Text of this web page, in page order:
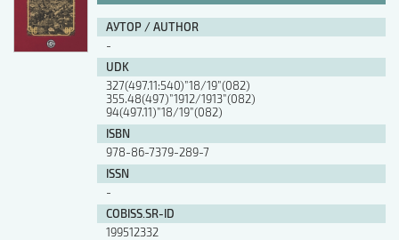
АУТОР / AUTHOR
-
UDK
327(497.11:540)”18/19”(082)
355.48(497)”1912/1913”(082)
94(497.11)”18/19”(082)
ISBN
978-86-7379-289-7
ISSN
-
COBISS.SR-ID
199512332